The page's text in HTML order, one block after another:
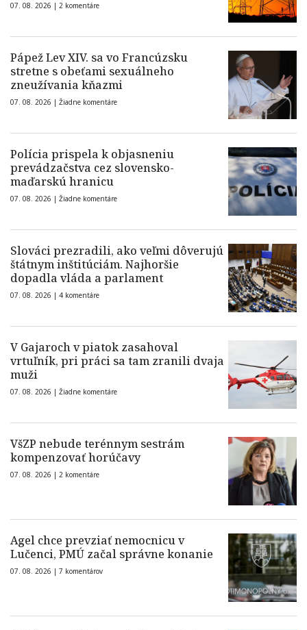
07. 08. 2026 | 2 komentáre
Pápež Lev XIV. sa vo Francúzsku
stretne s obeťami sexuálneho
zneužívania kňazmi
07. 08. 2026 | Žiadne komentáre
Polícia prispela k objasneniu
prevádzačstva cez slovensko-
maďarskú hranicu
07. 08. 2026 | Žiadne komentáre
Slováci prezradili, ako veľmi dôverujú
štátnym inštitúciám. Najhoršie
dopadla vláda a parlament
07. 08. 2026 | 4 komentáre
V Gajaroch v piatok zasahoval
vrtuľník, pri práci sa tam zranili dvaja
muži
07. 08. 2026 | Žiadne komentáre
VšZP nebude terénnym sestrám
kompenzovať horúčavy
07. 08. 2026 | 2 komentáre
Agel chce prevziať nemocnicu v
Lučenci, PMÚ začal správne konanie
07. 08. 2026 | 7 komentárov